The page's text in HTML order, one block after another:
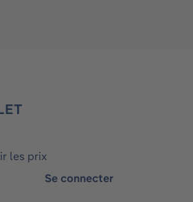
les prix
Se connecter